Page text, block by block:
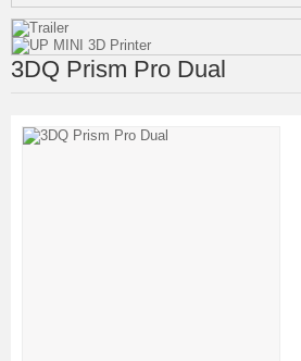
3DQ Prism Pro Dual